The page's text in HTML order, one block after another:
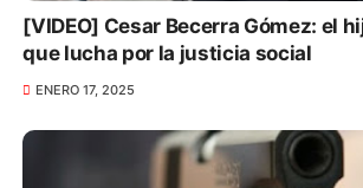
[VIDEO] Cesar Becerra Gómez: el
que lucha por la justicia social
ENERO 17, 2025